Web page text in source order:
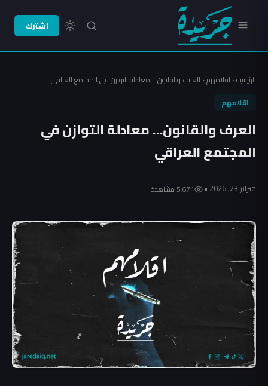
اشترك
الرئيسية‹ اقلامهم‹ العرف والقانون… معادلة التوازن في المجتمع العراقي
اقلامهم
العرف والقانون… معادلة التوازن في
المجتمع العراقي
فبراير 23, 2026 • 5٬671 مشاهدة